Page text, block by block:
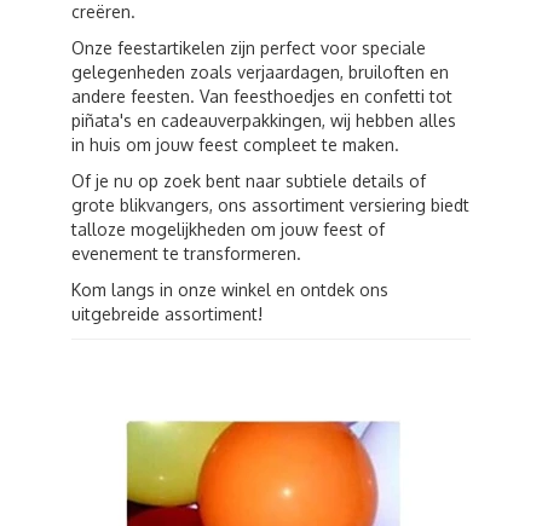
creëren.
Onze feestartikelen zijn perfect voor speciale
gelegenheden zoals verjaardagen, bruiloften en
andere feesten. Van feesthoedjes en confetti tot
piñata's en cadeauverpakkingen, wij hebben alles
in huis om jouw feest compleet te maken.
Of je nu op zoek bent naar subtiele details of
grote blikvangers, ons assortiment versiering biedt
talloze mogelijkheden om jouw feest of
evenement te transformeren.
Kom langs in onze winkel en ontdek ons
uitgebreide assortiment!